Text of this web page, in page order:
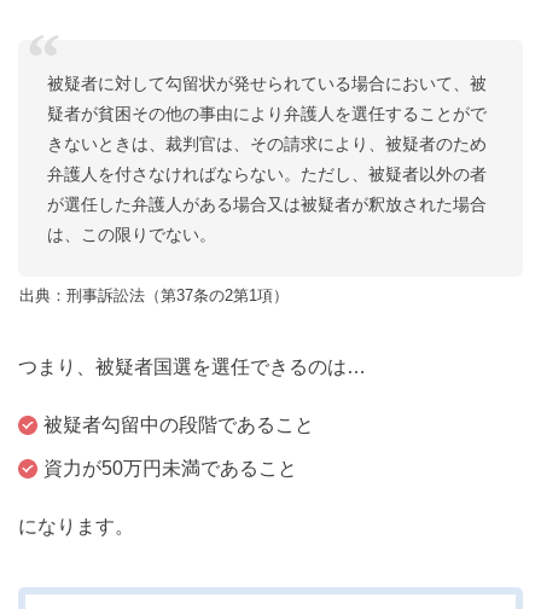
被疑者に対して勾留状が発せられている場合において、被
疑者が貧困その他の事由により弁護人を選任することがで
きないときは、裁判官は、その請求により、被疑者のため
弁護人を付さなければならない。ただし、被疑者以外の者
が選任した弁護人がある場合又は被疑者が釈放された場合
は、この限りでない。
出典：刑事訴訟法（第37条の2第1項）
つまり、被疑者国選を選任できるのは…
被疑者勾留中の段階であること
資力が50万円未満であること
になります。